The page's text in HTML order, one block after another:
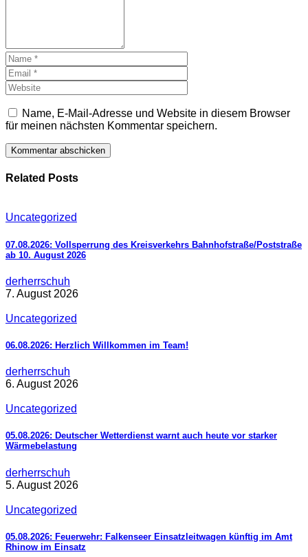
Name, E-Mail-Adresse und Website in diesem Browser
für meinen nächsten Kommentar speichern.
Related Posts
Uncategorized
07.08.2026: Vollsperrung des Kreisverkehrs Bahnhofstraße/Poststraße
ab 10. August 2026
derherrschuh
7. August 2026
Uncategorized
06.08.2026: Herzlich Willkommen im Team!
derherrschuh
6. August 2026
Uncategorized
05.08.2026: Deutscher Wetterdienst warnt auch heute vor starker
Wärmebelastung
derherrschuh
5. August 2026
Uncategorized
05.08.2026: Feuerwehr: Falkenseer Einsatzleitwagen künftig im Amt
Rhinow im Einsatz